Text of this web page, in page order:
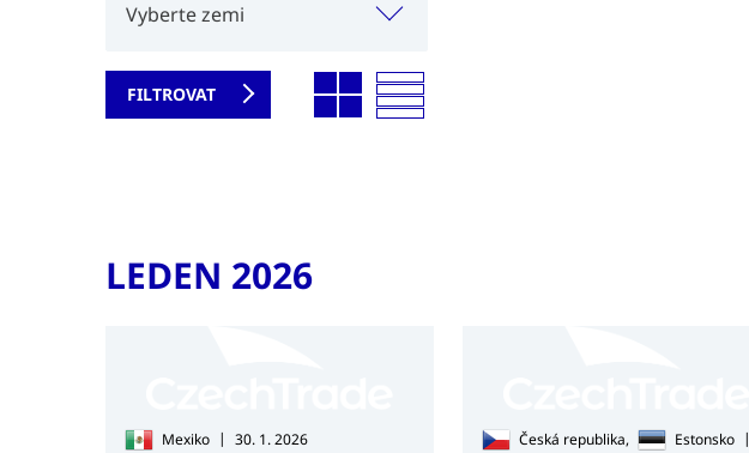
Vyberte zemi
LEDEN 2026
Mexiko | 30. 1. 2026 Česká republika, Estonsko |